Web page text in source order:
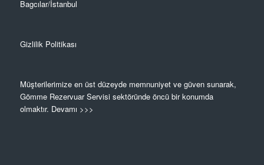
Bagcılar/İstanbul
Gizlilik Politikası
Müşterilerimize en üst düzeyde memnuniyet ve güven sunarak,
Gömme Rezervuar Servisi sektöründe öncü bir konumda
olmaktır. Devamı >>>